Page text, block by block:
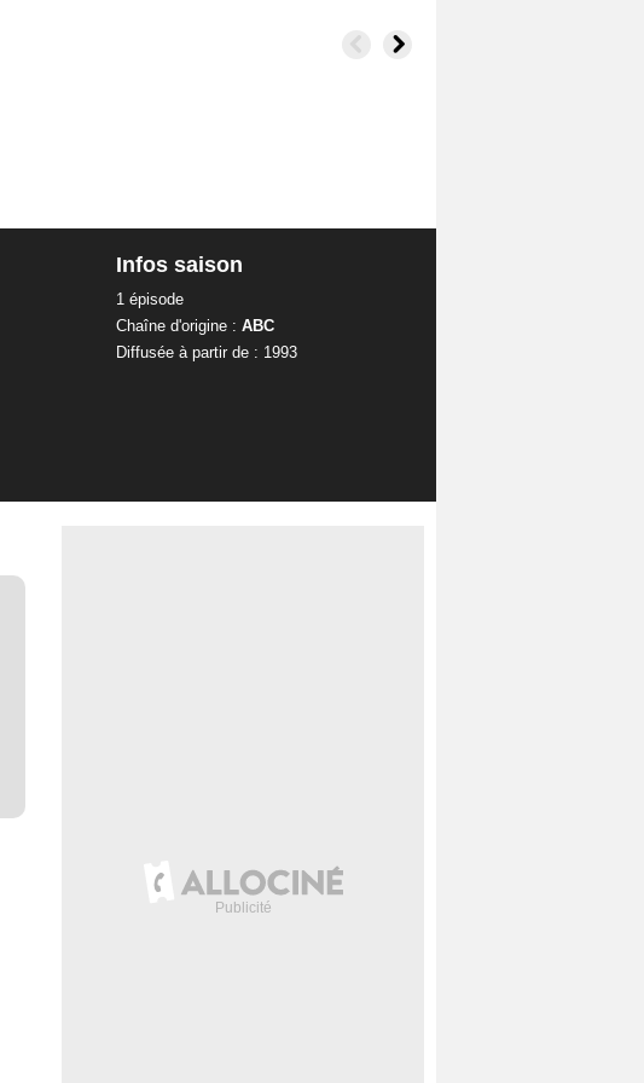
Infos saison
1 épisode
Chaîne d'origine : ABC
Diffusée à partir de : 1993